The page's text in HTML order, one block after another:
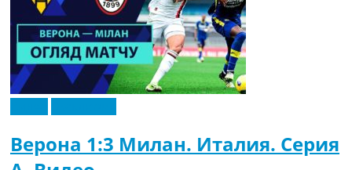
Верона 1:3 Милан. Италия. Серия